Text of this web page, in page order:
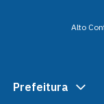
Alto
Prefeitura